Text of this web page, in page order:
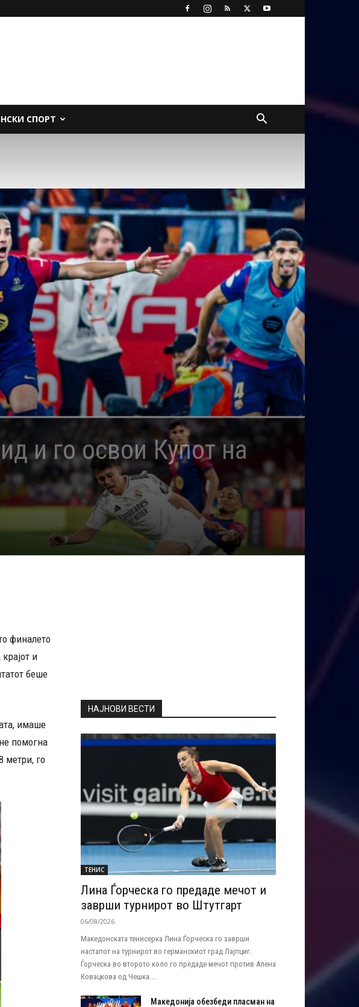
СПОРТ
и го освои Купот на
финалето
и
беше
имаше
помогна
метри, го
НАЈНОВИ ВЕСТИ
ТЕНИС
Лина Ѓорческа го предаде мечот и
заврши турнирот во Штутгарт
06/08/2026
Македонската тенисерка Лина Ѓорческа го заврши
настапот на турнирот во германскиот град Лајпциг.
Ѓорческа во второто коло го предаде мечот против Алена
Ковацкова од Чешка....
Македонија обезбеди пласман на